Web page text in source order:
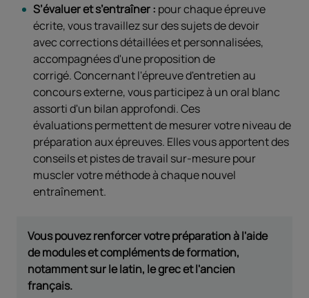
S’évaluer et s’entraîner : pour chaque épreuve
écrite, vous travaillez sur des sujets de devoir
avec corrections détaillées et personnalisées,
accompagnées d'une proposition de
corrigé. Concernant l'épreuve d'entretien au
concours externe, vous participez à un oral blanc
assorti d'un bilan approfondi. Ces
évaluations permettent de mesurer votre niveau de
préparation aux épreuves. Elles vous apportent des
conseils et pistes de travail sur-mesure pour
muscler votre méthode à chaque nouvel
entraînement.
Vous pouvez renforcer votre préparation à l'aide
de modules et compléments de formation,
notamment sur le latin, le grec et l'ancien
français.